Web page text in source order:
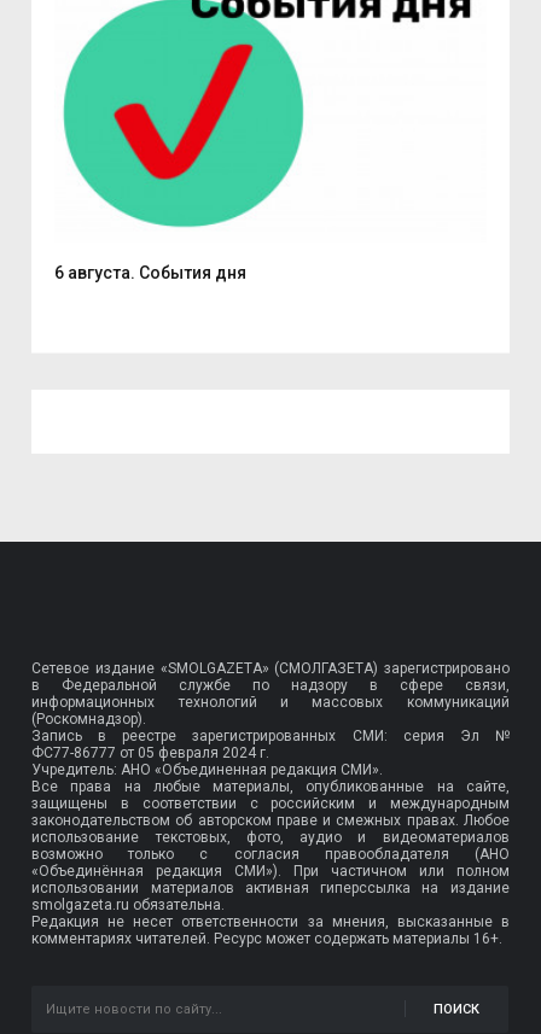
6 августа. События дня
Сетевое издание «SMOLGAZETA» (СМОЛГАЗЕТА) зарегистрировано
в Федеральной службе по надзору в сфере связи,
информационных технологий и массовых коммуникаций
(Роскомнадзор).
Запись в реестре зарегистрированных СМИ: серия Эл №
ФС77-86777 от 05 февраля 2024 г.
Учредитель: АНО «Объединенная редакция СМИ».
Все права на любые материалы, опубликованные на сайте,
защищены в соответствии с российским и международным
законодательством об авторском праве и смежных правах. Любое
использование текстовых, фото, аудио и видеоматериалов
возможно только с согласия правообладателя (АНО
«Объединённая редакция СМИ»). При частичном или полном
использовании материалов активная гиперссылка на издание
smolgazeta.ru обязательна.
Редакция не несет ответственности за мнения, высказанные в
комментариях читателей. Ресурс может содержать материалы 16+.
ПОИСК